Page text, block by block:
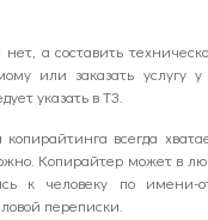
а составить
или заказать услугу у
указать в ТЗ.
всегда
Копирайтер может в
к человеку по имени-
переписки.